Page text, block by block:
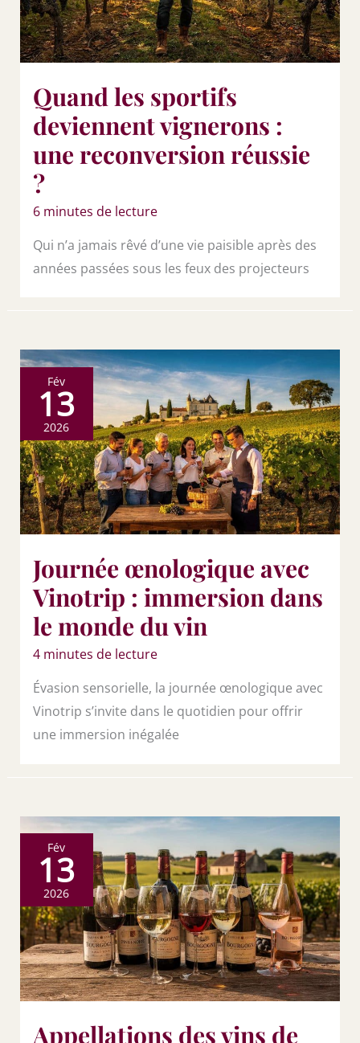
Quand les sportifs
deviennent vignerons :
une reconversion réussie
?
6 minutes de lecture
Qui n’a jamais rêvé d’une vie paisible après des
années passées sous les feux des projecteurs
Fév
13
2026
Journée œnologique avec
Vinotrip : immersion dans
le monde du vin
4 minutes de lecture
Évasion sensorielle, la journée œnologique avec
Vinotrip s’invite dans le quotidien pour offrir
une immersion inégalée
Fév
13
2026
Appellations des vins de